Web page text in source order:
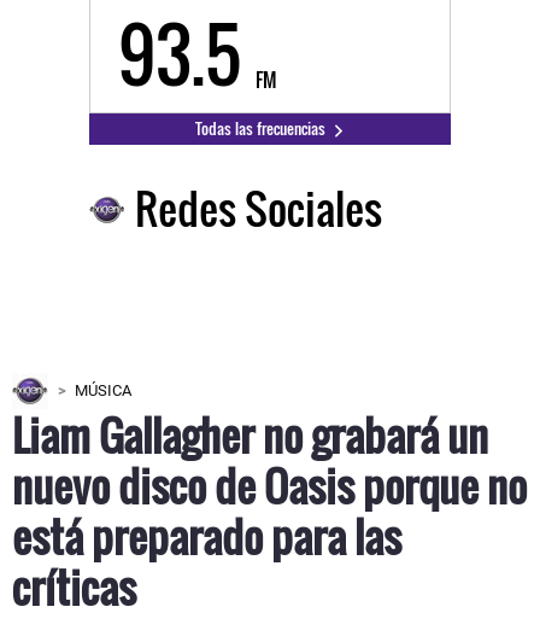
93.5 FM
Todas las frecuencias
Redes Sociales
MÚSICA
Liam Gallagher no grabará un
nuevo disco de Oasis porque no
está preparado para las
críticas